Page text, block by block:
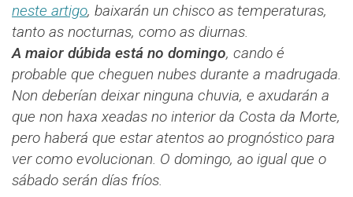
neste artigo, baixarán un chisco as temperaturas,
tanto as nocturnas, como as diurnas.
A maior dúbida está no domingo, cando é
probable que cheguen nubes durante a madrugada.
Non deberían deixar ninguna chuvia, e axudarán a
que non haxa xeadas no interior da Costa da Morte,
pero haberá que estar atentos ao prognóstico para
ver como evolucionan. O domingo, ao igual que o
sábado serán días fríos.